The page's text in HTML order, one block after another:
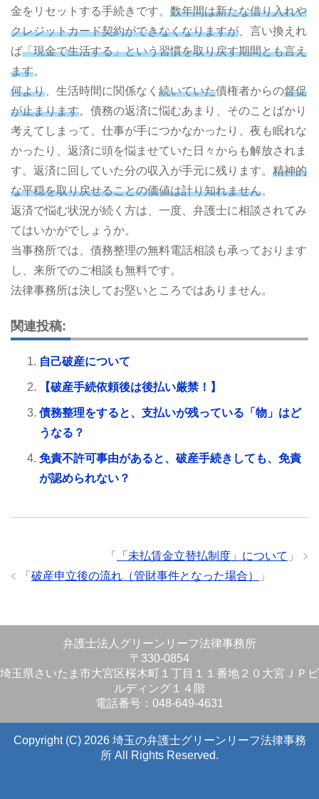
金をリセットする手続きです。 数年間は新たな借り入れや
クレジットカード契約ができなくなりますが 、言い換えれ
ば「現金で生活する」という習慣を取り戻す期間とも言え
ます。
何より 、生活時間に関係なく 続いていた債権者からの督促
が止まります。債務の返済に悩むあまり、そのことばかり
考えてしまって、仕事が手につかなかったり、夜も眠れな
かったり、返済に頭を悩ませていた日々からも解放されま
す。返済に回していた分の収入が手元に残ります。 精神的
な平穏を取り戻せることの価値は計り知れません。
返済で悩む状況が続く方は、一度、弁護士に相談されてみ
てはいかがでしょうか。
当事務所では、債務整理の無料電話相談も承っております
し、来所でのご相談も無料です。
法律事務所は決してお堅いところではありません。
関連投稿:
自己破産について
【破産手続依頼後は後払い厳禁！】
債務整理をすると、支払いが残っている「物」はど
うなる？
免責不許可事由があると、破産手続きしても、免責
が認められない？
「 「未払賃金立替払制度」について 」
「 破産申立後の流れ（管財事件となった場合） 」
弁護士法人グリーンリーフ法律事務所
〒330-0854
埼玉県さいたま市大宮区桜木町１丁目１１番地２０大宮ＪＰビ
ルディング１４階
電話番号：048-649-4631
Copyright (C) 2026 埼玉の弁護士グリーンリーフ法律事務
所 All Rights Reserved.